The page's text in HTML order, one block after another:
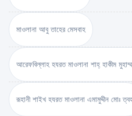
মাওলানা আবু তাহের মেসবাহ
আরেফবিল্লাহ হযরত মাওলানা শাহ্ হাকীম
রূহানী শাইখ হযরত মাওলানা এমামুদ্দীন মোঃ